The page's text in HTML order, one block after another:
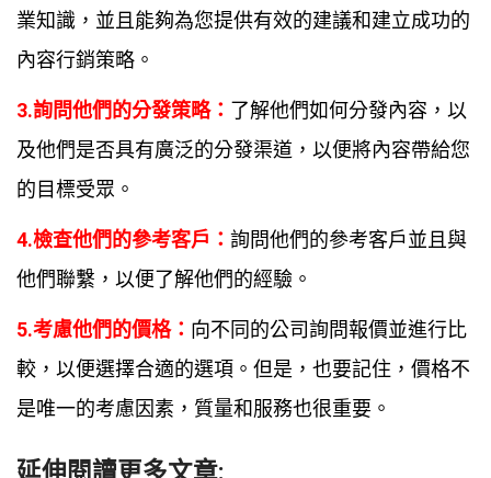
業知識，並且能夠為您提供有效的建議和建立成功的
內容行銷策略。
3.詢問他們的分發策略： 了解他們如何分發內容，以
及他們是否具有廣泛的分發渠道，以便將內容帶給您
的目標受眾。
4.檢查他們的參考客戶： 詢問他們的參考客戶並且與
他們聯繫，以便了解他們的經驗。
5.考慮他們的價格： 向不同的公司詢問報價並進行比
較，以便選擇合適的選項。但是，也要記住，價格不
是唯一的考慮因素，質量和服務也很重要。
延伸閱讀更多文章: